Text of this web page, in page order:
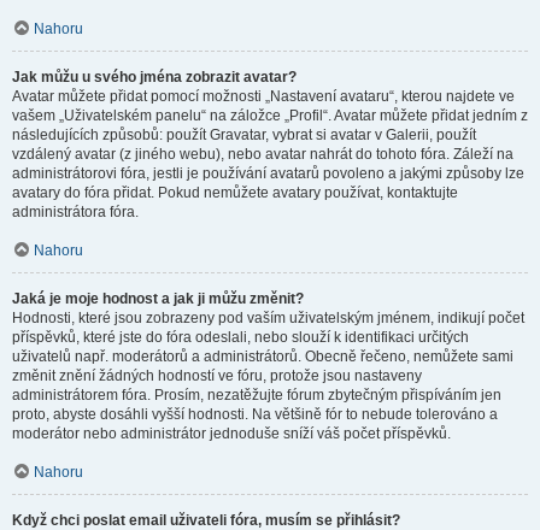
Nahoru
Jak můžu u svého jména zobrazit avatar?
Avatar můžete přidat pomocí možnosti „Nastavení avataru“, kterou najdete ve
vašem „Uživatelském panelu“ na záložce „Profil“. Avatar můžete přidat jedním z
následujících způsobů: použít Gravatar, vybrat si avatar v Galerii, použít
vzdálený avatar (z jiného webu), nebo avatar nahrát do tohoto fóra. Záleží na
administrátorovi fóra, jestli je používání avatarů povoleno a jakými způsoby lze
avatary do fóra přidat. Pokud nemůžete avatary používat, kontaktujte
administrátora fóra.
Nahoru
Jaká je moje hodnost a jak ji můžu změnit?
Hodnosti, které jsou zobrazeny pod vaším uživatelským jménem, indikují počet
příspěvků, které jste do fóra odeslali, nebo slouží k identifikaci určitých
uživatelů např. moderátorů a administrátorů. Obecně řečeno, nemůžete sami
změnit znění žádných hodností ve fóru, protože jsou nastaveny
administrátorem fóra. Prosím, nezatěžujte fórum zbytečným přispíváním jen
proto, abyste dosáhli vyšší hodnosti. Na většině fór to nebude tolerováno a
moderátor nebo administrátor jednoduše sníží váš počet příspěvků.
Nahoru
Když chci poslat email uživateli fóra, musím se přihlásit?